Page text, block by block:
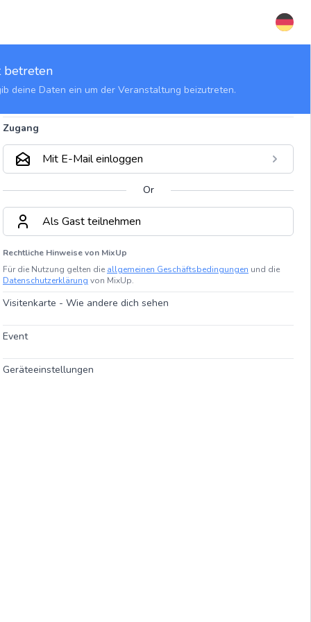
deine Daten ein um der Veranstaltung beizutreten.
Zugang
Mit E-Mail einloggen
Or
Als Gast teilnehmen
Rechtliche Hinweise von MixUp
Für die Nutzung gelten die allgemeinen Geschäftsbedingungen und die
Datenschutzerklärung von MixUp.
Visitenkarte - Wie andere dich sehen
Event
Geräteeinstellungen